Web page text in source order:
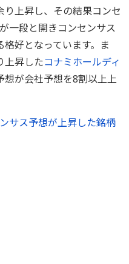
上昇し、その結果コンセ
一段と開きコンセンサス
好となっています。ま
上昇したコナミホールディ
想が会社予想を8割以上上
サス予想が上昇した銘柄